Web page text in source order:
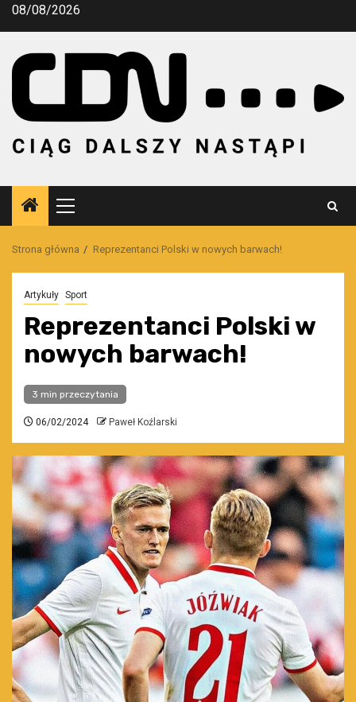
Przejdź
08/08/2026
Menu
główne
Strona główna Reprezentanci Polski w nowych barwach!
Artykuły Sport
Reprezentanci Polski w
nowych barwach!
3 min przeczytania
06/02/2024 Paweł Koźlarski